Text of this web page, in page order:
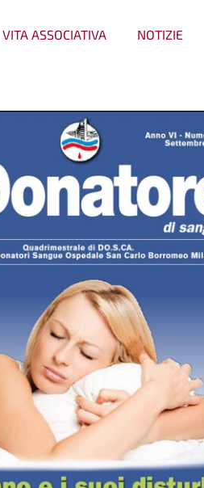
VITA ASSOCIATIVA NOTIZIE